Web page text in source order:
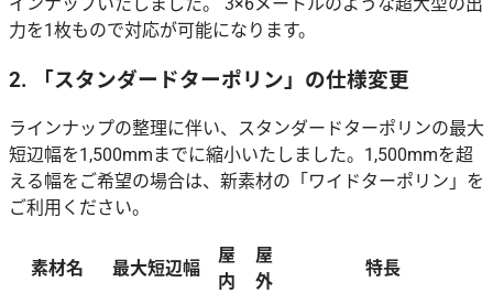
インナップいたしました。 3×6メートルのような超大型の出
力を1枚もので対応が可能になります。
2. 「スタンダードターポリン」の仕様変更
ラインナップの整理に伴い、スタンダードターポリンの最大
短辺幅を1,500mmまでに縮小いたしました。1,500mmを超
える幅をご希望の場合は、新素材の「ワイドターポリン」を
ご利用ください。
素材名 最大短辺幅
屋
内
屋
外
特長